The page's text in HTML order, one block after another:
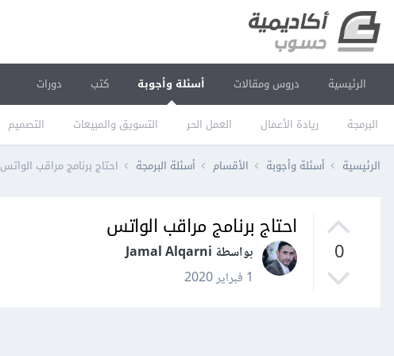
الرئيسية دروس ومقالات أسئلة وأجوبة
البرمجة ريادة الأعمال العمل الحر التسويق والمبيعات التصميم
كتب دورات
الرئيسية أسئلة وأجوبة الأقسام أسئلة البرمجة احتاج برنامج مراقب الواتس
0
احتاج برنامج مراقب الواتس
بواسطة Jamal Alqarni
1 فبراير 2020